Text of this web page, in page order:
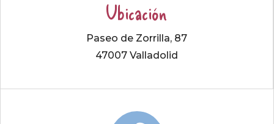
Ubicación
Paseo de Zorrilla, 87
47007 Valladolid